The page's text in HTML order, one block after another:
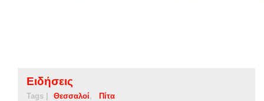
Ειδήσεις
Tags | Θεσσαλοί Πίτα